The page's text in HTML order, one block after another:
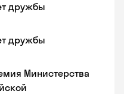
дружбы
дружбы
Министерства